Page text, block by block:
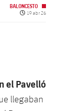
BALONCESTO
Fecha de publicación
19 abr 26
el Pavelló
llegaban